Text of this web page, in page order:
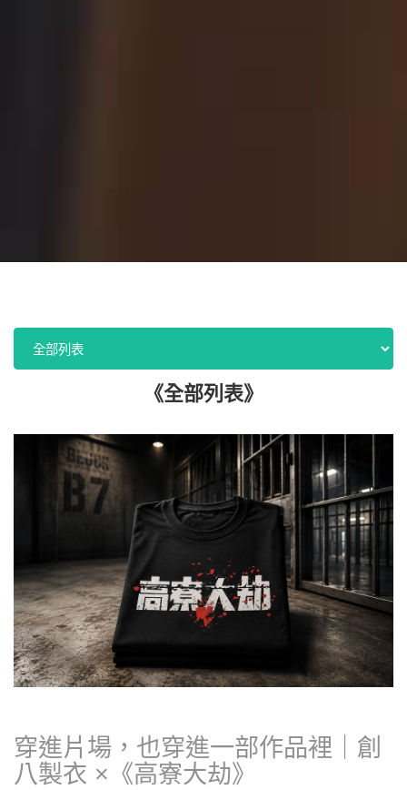
《全部列表》
穿進片場，也穿進一部作品裡｜創
八製衣 ×《高寮大劫》